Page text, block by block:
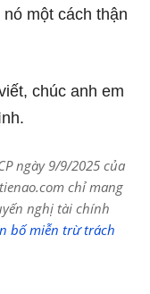
một cách thận
chúc anh em
ngày 9/9/2025 của
chỉ mang
nghị tài chính
bố miễn trừ trách